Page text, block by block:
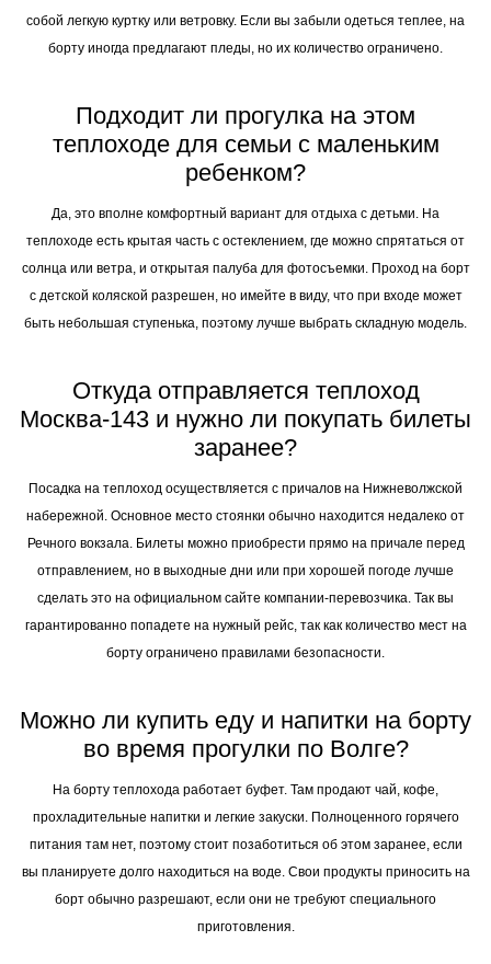
собой легкую куртку или ветровку. Если вы забыли одеться теплее, на
борту иногда предлагают пледы, но их количество ограничено.
Подходит ли прогулка на этом
теплоходе для семьи с маленьким
ребенком?
Да, это вполне комфортный вариант для отдыха с детьми. На
теплоходе есть крытая часть с остеклением, где можно спрятаться от
солнца или ветра, и открытая палуба для фотосъемки. Проход на борт
с детской коляской разрешен, но имейте в виду, что при входе может
быть небольшая ступенька, поэтому лучше выбрать складную модель.
Откуда отправляется теплоход
Москва-143 и нужно ли покупать билеты
заранее?
Посадка на теплоход осуществляется с причалов на Нижневолжской
набережной. Основное место стоянки обычно находится недалеко от
Речного вокзала. Билеты можно приобрести прямо на причале перед
отправлением, но в выходные дни или при хорошей погоде лучше
сделать это на официальном сайте компании-перевозчика. Так вы
гарантированно попадете на нужный рейс, так как количество мест на
борту ограничено правилами безопасности.
Можно ли купить еду и напитки на борту
во время прогулки по Волге?
На борту теплохода работает буфет. Там продают чай, кофе,
прохладительные напитки и легкие закуски. Полноценного горячего
питания там нет, поэтому стоит позаботиться об этом заранее, если
вы планируете долго находиться на воде. Свои продукты приносить на
борт обычно разрешают, если они не требуют специального
приготовления.